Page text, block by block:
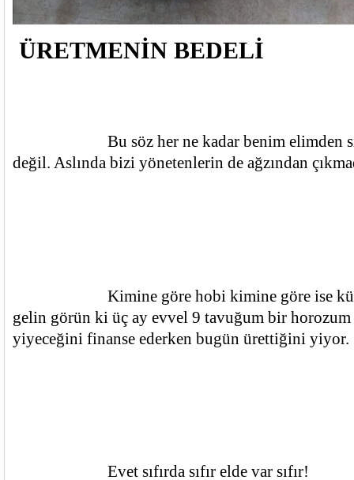
ÜRETMENİN BEDELİ
değil. Aslında bizi yönetenlerin de ağzından
gelin görün ki üç ay evvel 9 tavuğum bir
yiyeceğini finanse ederken bugün ürettiğini yiyor.
			Evet sıfırda sıfır elde var sıfır!